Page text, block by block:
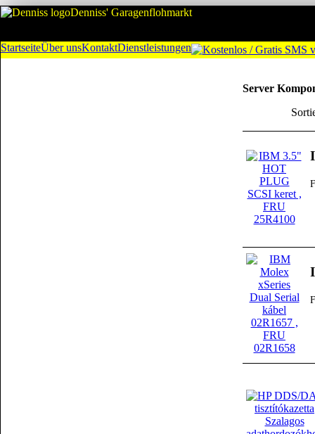
Denniss' Garagenflohmarkt
StartseiteÜber unsKontaktDienstleistungen
Server